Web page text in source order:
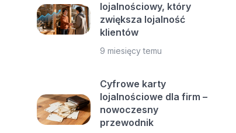
lojalnościowy, który
zwiększa lojalność
klientów
9 miesięcy temu
Cyfrowe karty
lojalnościowe dla firm –
nowoczesny
przewodnik